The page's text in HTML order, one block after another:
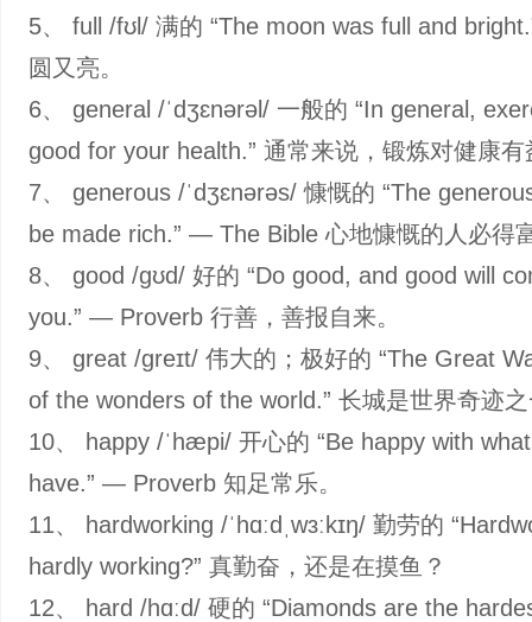
5、 full /fʊl/ 满的 “The moon was full and
圆又亮。
6、 general /ˈdʒɛnərəl/ 一般的 “In general,
good for your health.” 通常来说，锻炼对健康有
7、 generous /ˈdʒɛnərəs/ 慷慨的 “The
be made rich.” — The Bible 心地慷慨的人必得
8、 good /ɡʊd/ 好的 “Do good, and good will
you.” — Proverb 行善，善报自来。
9、 great /ɡreɪt/ 伟大的；极好的 “The Great
of the wonders of the world.” 长城是世界奇迹
10、 happy /ˈhæpi/ 开心的 “Be happy with
have.” — Proverb 知足常乐。
11、 hardworking /ˈhɑːdˌwɜːkɪŋ/ 勤劳的
hardly working?” 真勤奋，还是在摸鱼？
12、 hard /hɑːd/ 硬的 “Diamonds are the